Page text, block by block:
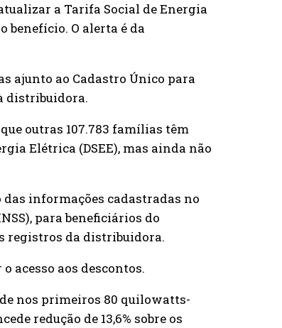
a Tarifa Social de Energia
benefício. O alerta é da
ajunto ao Cadastro Único para
distribuidora.
outras 107.783 famílias têm
Elétrica (DSEE), mas ainda não
das informações cadastradas no
para beneficiários do
registros da distribuidora.
acesso aos descontos.
nos primeiros 80 quilowatts-
redução de 13,6% sobre os